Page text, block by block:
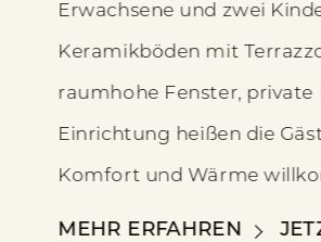
Erwachsene und zwei
Keramikböden mit
raumhohe Fenster, private
Einrichtung heißen die
Komfort und Wärme
JUNIOR SUITE
MEHR ERFAHREN